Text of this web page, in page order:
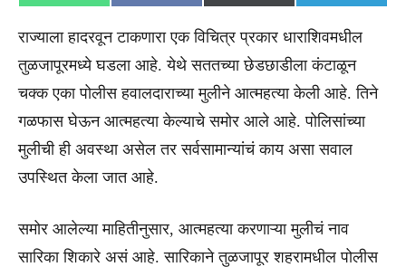
on
on
on
(Twitter)
on
राज्याला हादरवून टाकणारा एक विचित्र प्रकार धाराशिवमधील
तुळजापूरमध्ये घडला आहे. येथे सततच्या छेडछाडीला कंटाळून
चक्क एका पोलीस हवालदाराच्या मुलीने आत्महत्या केली आहे. तिने
गळफास घेऊन आत्महत्या केल्याचे समोर आले आहे. पोलिसांच्या
मुलीची ही अवस्था असेल तर सर्वसामान्यांचं काय असा सवाल
उपस्थित केला जात आहे.
समोर आलेल्या माहितीनुसार, आत्महत्या करणाऱ्या मुलीचं नाव
सारिका शिकारे असं आहे. सारिकाने तुळजापूर शहरामधील पोलीस